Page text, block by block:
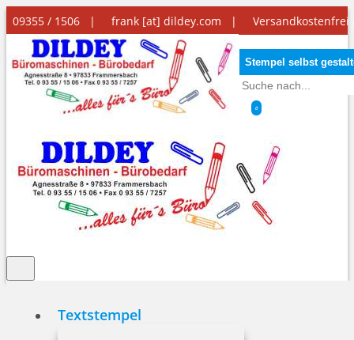
09355 / 1506 | frank [at] dildey.com |
Stempel selbst
0
Textstempel